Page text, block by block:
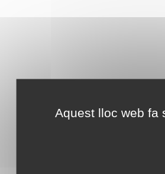
Aquest lloc web fa